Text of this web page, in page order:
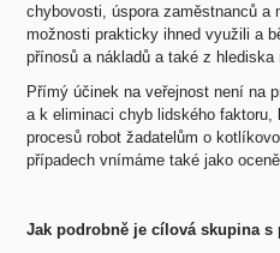
chybovosti, úspora zaměstnanců a
možnosti prakticky ihned využili a
přínosů a nákladů a také z
Přímý účinek na veřejnost není na
a k eliminaci chyb lidského
procesů robot žadatelům o
případech vnímáme také jako
Jak podrobně je cílová skupina s